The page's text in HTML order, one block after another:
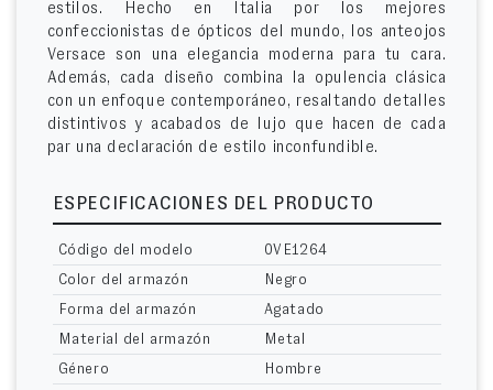
estilos. Hecho en Italia por los mejores
confeccionistas de ópticos del mundo, los anteojos
Versace son una elegancia moderna para tu cara.
Además, cada diseño combina la opulencia clásica
con un enfoque contemporáneo, resaltando detalles
distintivos y acabados de lujo que hacen de cada
par una declaración de estilo inconfundible.
ESPECIFICACIONES DEL PRODUCTO
Código del modelo
0VE1264
Color del armazón
Negro
Forma del armazón
Agatado
Material del armazón
Metal
Género
Hombre